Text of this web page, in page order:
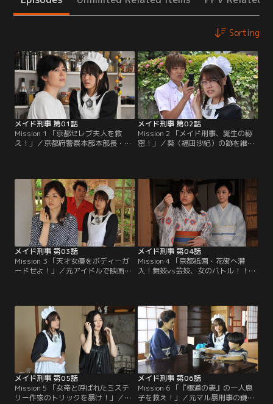
Sorting
メイド刑事 第01話
Mission 1 「京都セレブ夫人を救
え！」／京都府警察本部本部長・海
や、あっという間に叩き伏せてふと
見ると、なんと京都府警の梶警部補
（的場浩司）だった。
メイド刑事 第02話
Mission 2 「メイド刑事、誕生の秘
密！」／葵（福田沙紀）の跡を継
ぎ、レディースの三代目総長となっ
紅は三津田総合病院の息子と交際し
ており、どうやらその男が栽培して
いる大麻を売りさばいているらし
い。
メイド刑事 第03話
Mission 3 「天才女優をボディーガ
ードせよ！」／元アイドルで映画
と断定されたが、瞳と間違えて殺害
された可能性もある。葵（福田沙
紀）は海堂（原田龍二）の指示でメ
イドとして瞳を守り、事件の真相を
探ることになる。
メイド刑事 第04話
Mission 4 「京都祇園・花街へ潜
入！舞妓vs芸妓、女のバトル！！」
ひいきにする政財界の重鎮から捜査
への圧力がかかるなど、思うように
動くことができない。海堂（原田龍
二）は、メイド刑事こと葵（福田沙
紀）を舞妓の見習い、仕込みとして
花村に潜入させる。
メイド刑事 第05話
Mission 5 「女帝と呼ばれたミステ
リー作家のトリックを暴け！」／若
メイド刑事 第06話
Mission 6 「『極道の妻』の一人息
子を救え！」／元マル暴刑事の鎌田